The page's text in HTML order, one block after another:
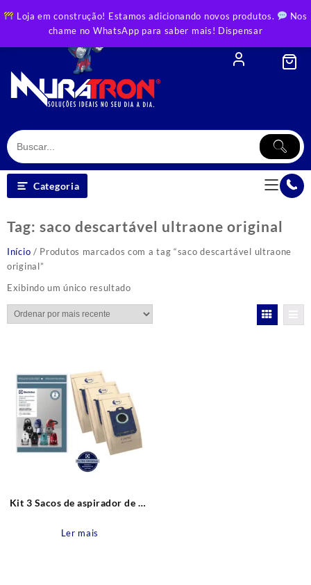
Loja em construção! Estamos adicionando novos produtos.
Nos
chame no WhatsApp para saber mais! Dispensar
to
Categoria
Tag: saco descartável ultraone original
Início / Produtos marcados com a tag “saco descartável ultraone
original”
Exibindo um único resultado
Kit 3 Sacos de aspirador de pó
Jetmaxx, Ultrasilencer,
Ler mais